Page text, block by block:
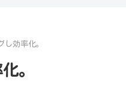
し効率化。
。